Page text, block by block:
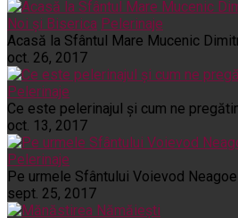
Noi și Biserica Pelerinaje
Acasă la Sfântul Mare Mucenic
oct. 26, 2017
Pelerinaje
Ce este pelerinajul şi cum ne
oct. 13, 2017
Pelerinaje
Pe urmele Sfântului Voievod
sept. 25, 2017